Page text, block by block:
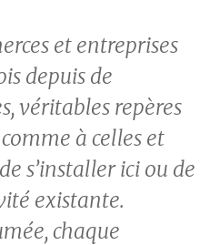
et entreprises
depuis de
véritables repères
à celles et
s’installer ici ou de
existante.
chaque